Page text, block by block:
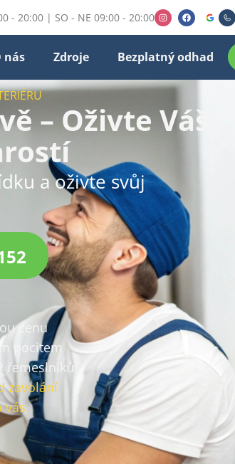
- 20:00 | SO - NE 09:00 - 20:00
nás Zdroje Bezplatný odhad
– Oživte Váš
a oživte svůj
cenu
pocitem
řemeslníků
zavolání
vás